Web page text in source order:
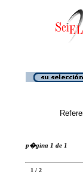
p�gina 1 de 1
1 / 2